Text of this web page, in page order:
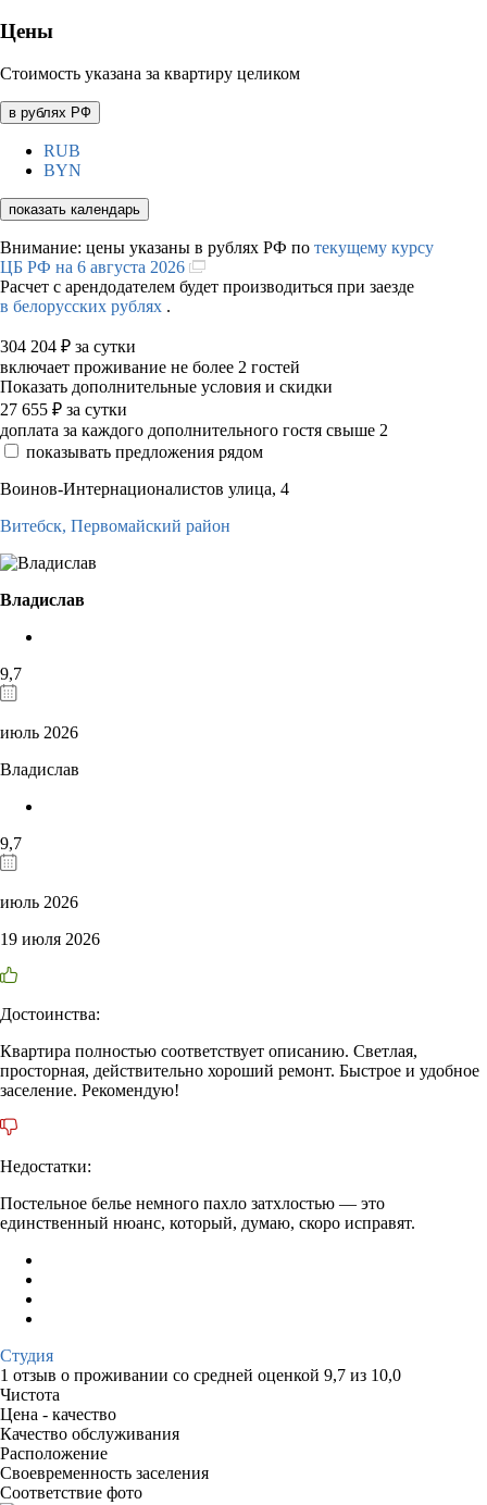
Цены
Стоимость указана за квартиру целиком
в рублях РФ
RUB
BYN
показать календарь
Внимание: цены указаны в рублях РФ по текущему курсу
ЦБ РФ на 6 августа 2026
Расчет с арендодателем будет производиться при заезде
в белорусских рублях .
304 204 ₽ за сутки
включает проживание не более 2 гостей
Показать дополнительные условия и скидки
27 655 ₽ за сутки
доплата за каждого дополнительного гостя свыше 2
показывать предложения рядом
Воинов-Интернационалистов улица, 4
Витебск, Первомайский район
Владислав
9,7
июль 2026
Владислав
9,7
июль 2026
19 июля 2026
Достоинства:
Квартира полностью соответствует описанию. Светлая,
просторная, действительно хороший ремонт. Быстрое и удобное
заселение. Рекомендую!
Недостатки:
Постельное белье немного пахло затхлостью — это
единственный нюанс, который, думаю, скоро исправят.
Студия
1 отзыв о проживании со средней оценкой 9,7 из 10,0
Чистота
Цена - качество
Качество обслуживания
Расположение
Своевременность заселения
Соответствие фото